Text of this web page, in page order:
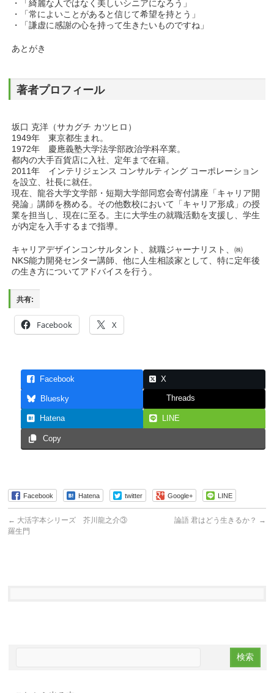
・「綺麗な人ではなく美しいシニアになろう」
・「常によいことがあると信じて希望を持とう」
・「謙虚に感謝の心を持って生きたいものですね」
あとがき
著者プロフィール
坂口 克洋（サカグチ カツヒロ）
1949年 東京都生まれ。
1972年 慶應義塾大学法学部政治学科卒業。
都内の大手百貨店に入社、定年まで在籍。
2011年 インテリジェンス コンサルティング コーポレーション
を設立、社長に就任。
現在、龍谷大学文学部・短期大学部同窓会寄付講座「キャリア開
発論」講師を務める。その他数校において「キャリア形成」の授
業を担当し、現在に至る。主に大学生の就職活動を支援し、学生
が内定を入手するまで指導。
キャリアデザインコンサルタント、就職ジャーナリスト、㈱
NKS能力開発センター講師、他に人生相談家として、特に定年後
の生き方についてアドバイスを行う。
共有:
Facebook X
Facebook X
Bluesky Threads
Hatena LINE
Copy
Facebook Hatena twitter Google+ LINE
← 大活字本シリーズ 芥川龍之介③
羅生門
論語 君はどう生きるか？ →